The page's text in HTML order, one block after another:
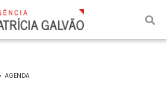
AGENDA